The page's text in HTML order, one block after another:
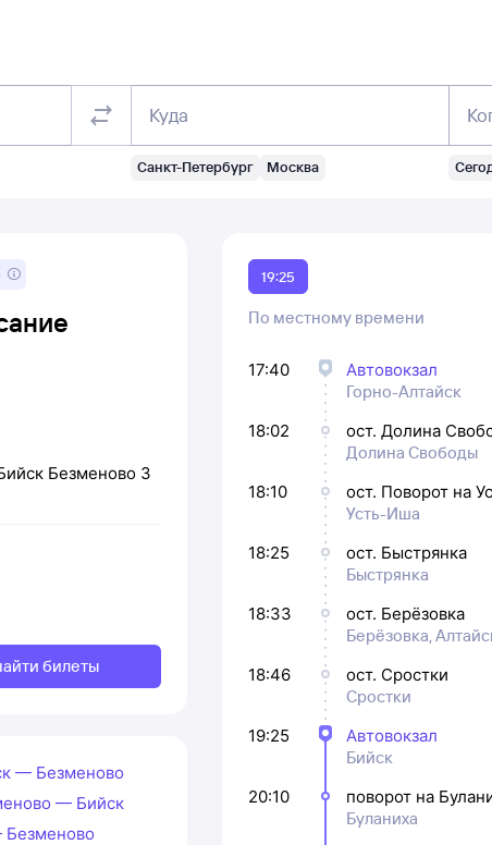
Куда
Санкт-Петербург Москва
Безменово 3
билеты
19:25
По местному времени
17:40
Автовокзал
Горно-Алтайск
18:02
ост. Долина
Долина Свободы
18:10
ост. Поворот на
Усть-Иша
18:25
ост. Быстрянка
Быстрянка
18:33
ост. Берёзовка
Берёзовка,
18:46
ост. Сростки
Сростки
19:25
Автовокзал
Бийск
20:10
поворот на
Буланиха
— Безменово
— Бийск
Безменово